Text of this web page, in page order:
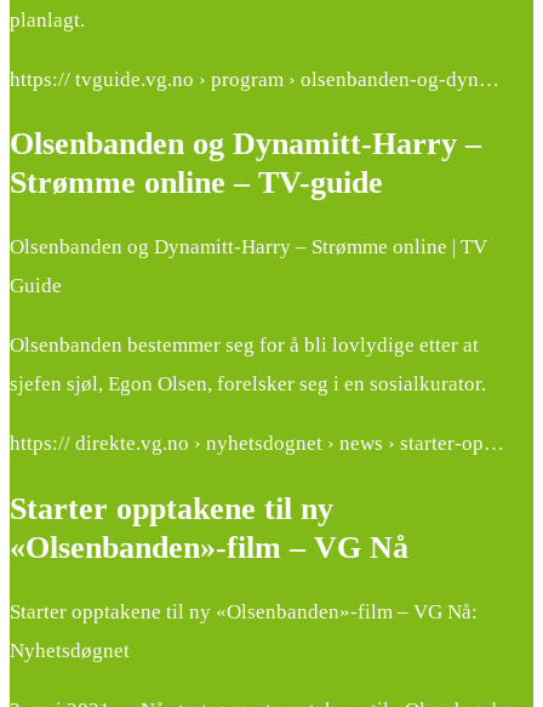
planlagt.
https:// tvguide.vg.no › program › olsenbanden-og-dyn…
Olsenbanden og Dynamitt-Harry –
Strømme online – TV-guide
Olsenbanden og Dynamitt-Harry – Strømme online | TV
Guide
Olsenbanden bestemmer seg for å bli lovlydige etter at
sjefen sjøl, Egon Olsen, forelsker seg i en sosialkurator.
https:// direkte.vg.no › nyhetsdognet › news › starter-op…
Starter opptakene til ny
«Olsenbanden»-film – VG Nå
Starter opptakene til ny «Olsenbanden»-film – VG Nå:
Nyhetsdøgnet